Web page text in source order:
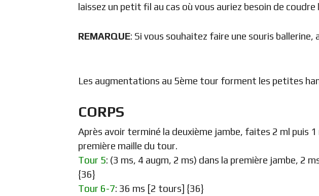
laissez un petit fil au cas où vous auriez besoin de
REMARQUE: Si vous souhaitez faire une souris
Les augmentations au 5ème tour forment les petites
CORPS
Après avoir terminé la deuxième jambe, faites 2 ml puis
première maille du tour.
Tour 5: (3 ms, 4 augm, 2 ms) dans la première jambe, 2
{36}
Tour 6-7: 36 ms [2 tours] {36}